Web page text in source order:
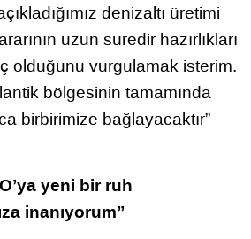
denizaltı üretimi
uzun süredir hazırlıkları
olduğunu vurgulamak isterim.
bölgesinin tamamında
birbirimize bağlayacaktır”
yeni bir ruh
inanıyorum”